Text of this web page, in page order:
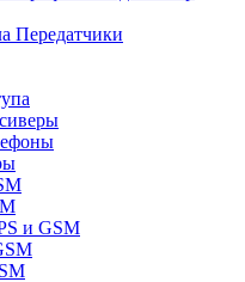
Передатчики
и GSM